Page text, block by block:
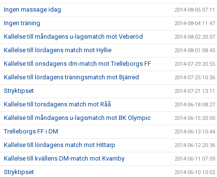
Ingen massage idag 2014-08-05 07:11
Ingen träning 2014-08-04 11:47
Kallelse till måndagens u-lagsmatch mot Veberöd 2014-08-02 20:07
Kallelse till lördagens match mot Hyllie 2014-08-01 08:45
Kallelse till onsdagens dm-match mot Trelleborgs FF 2014-07-29 20:55
Kallelse till lördagens träningsmatch mot Bjärred 2014-07-25 10:36
Stryktipset 2014-07-21 13:11
Kallelse till torsdagens match mot Råå 2014-06-18 08:27
Kallelse till måndagens u-lagsmatch mot BK Olympic 2014-06-15 20:00
Trelleborgs FF i DM 2014-06-13 10:44
Kallelse till lördagens match mot Hittarp 2014-06-12 20:36
Kallelse till kvällens DM-match mot Kvarnby 2014-06-11 07:09
Stryktipset 2014-06-10 10:02